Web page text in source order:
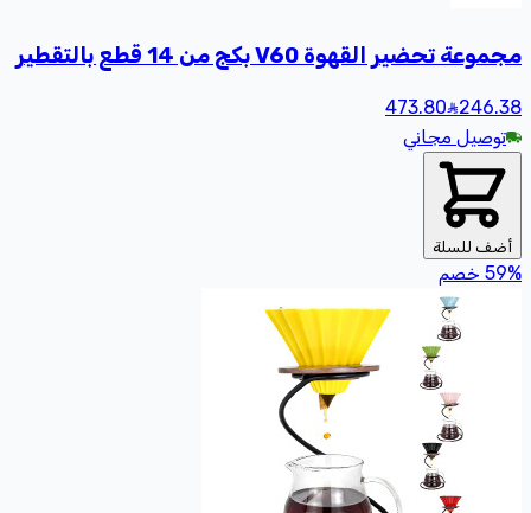
مجموعة تحضير القهوة V60 بكج من 14 قطع بالتقطير
246.38
473.80
توصيل مجاني
أضف للسلة
59% خصم